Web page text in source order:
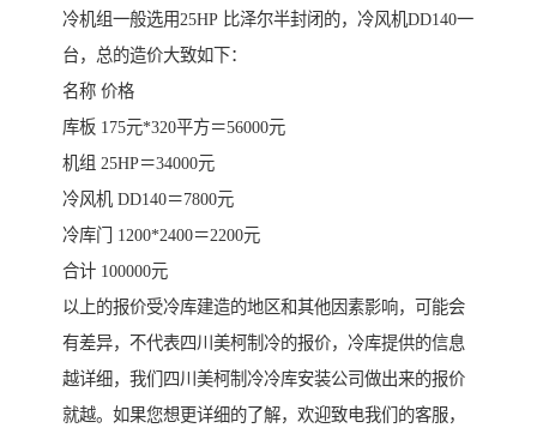
冷机组一般选用25HP 比泽尔半封闭的，冷风机DD140一
台，总的造价大致如下：
名称 价格
库板 175元*320平方＝56000元
机组 25HP＝34000元
冷风机 DD140＝7800元
冷库门 1200*2400＝2200元
合计 100000元
以上的报价受冷库建造的地区和其他因素影响，可能会
有差异，不代表四川美柯制冷的报价，冷库提供的信息
越详细，我们四川美柯制冷冷库安装公司做出来的报价
就越。如果您想更详细的了解，欢迎致电我们的客服，